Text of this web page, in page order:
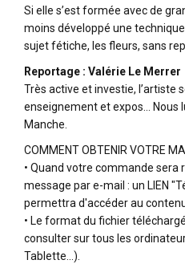
Si elle s’est formée avec de
moins développé une
sujet fétiche, les fleurs, sans
Reportage : Valérie Le Merrer
Très active et investie, l’artiste
enseignement et expos… Nous
Manche.
COMMENT OBTENIR VOTRE
• Quand votre commande sera
message par e-mail : un LIEN
permettra d'accéder au
• Le format du fichier
consulter sur tous les
Tablette…).